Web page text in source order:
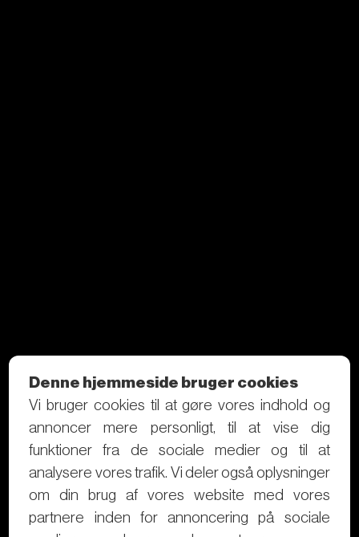
Denne hjemmeside bruger cookies
Vi bruger cookies til at gøre vores indhold og
annoncer mere personligt, til at vise dig
funktioner fra de sociale medier og til at
analysere vores trafik. Vi deler også oplysninger
om din brug af vores website med vores
partnere inden for annoncering på sociale